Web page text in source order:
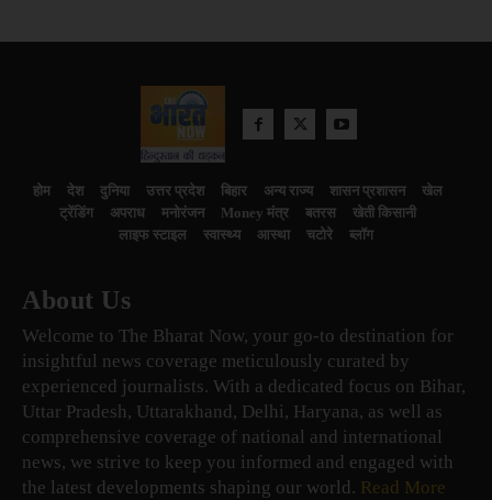
होम देश दुनिया उत्तर प्रदेश बिहार अन्य राज्य शासन प्रशासन
खेल
ट्रेंडिंग
अपराध मनोरंजन Money मंत्र बतरस
खेती किसानी
लाइफ स्टाइल
स्वास्थ्य आस्था चटोरे ब्लॉग
About Us
Welcome to The Bharat Now, your go-to destination for
insightful news coverage meticulously curated by
experienced journalists. With a dedicated focus on Bihar,
Uttar Pradesh, Uttarakhand, Delhi, Haryana, as well as
comprehensive coverage of national and international
news, we strive to keep you informed and engaged with
the latest developments shaping our world. Read More